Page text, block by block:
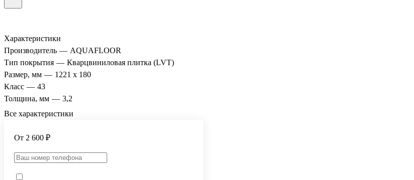
Характеристики
Производитель — AQUAFLOOR
Тип покрытия — Кварцвиниловая плитка (LVT)
Размер, мм — 1221 х 180
Класс — 43
Толщина, мм — 3,2
Все характеристики
От 2 600 ₽